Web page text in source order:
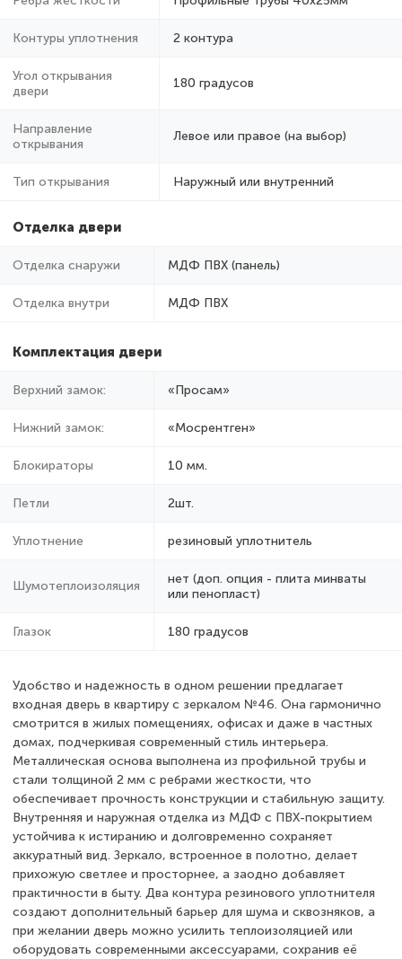
Контуры уплотнения 2 контура
Угол открывания
двери
180 градусов
Направление
открывания
Левое или правое (на выбор)
Тип открывания Наружный или внутренний
Отделка двери
Отделка снаружи МДФ ПВХ (панель)
Отделка внутри МДФ ПВХ
Комплектация двери
Верхний замок: «Просам»
Нижний замок: «Мосрентген»
Блокираторы 10 мм.
Петли 2шт.
Уплотнение резиновый уплотнитель
Шумотеплоизоляция
нет (доп. опция - плита минваты
или пенопласт)
Глазок 180 градусов
Удобство и надежность в одном решении предлагает
входная дверь в квартиру с зеркалом №46. Она гармонично
смотрится в жилых помещениях, офисах и даже в частных
домах, подчеркивая современный стиль интерьера.
Металлическая основа выполнена из профильной трубы и
стали толщиной 2 мм с ребрами жесткости, что
обеспечивает прочность конструкции и стабильную защиту.
Внутренняя и наружная отделка из МДФ с ПВХ-покрытием
устойчива к истиранию и долговременно сохраняет
аккуратный вид. Зеркало, встроенное в полотно, делает
прихожую светлее и просторнее, а заодно добавляет
практичности в быту. Два контура резинового уплотнителя
создают дополнительный барьер для шума и сквозняков, а
при желании дверь можно усилить теплоизоляцией или
оборудовать современными аксессуарами, сохранив её